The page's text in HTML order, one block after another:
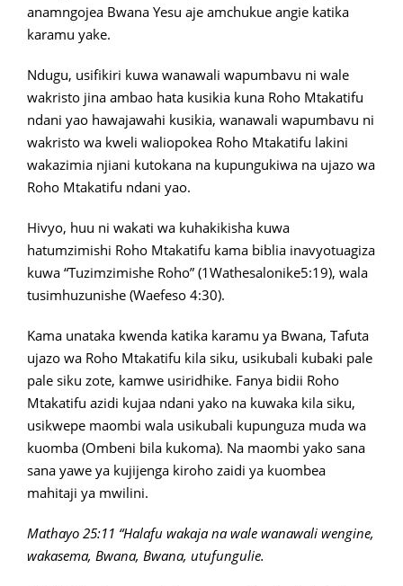
anamngojea Bwana Yesu aje amchukue angie katika
karamu yake.
Ndugu, usifikiri kuwa wanawali wapumbavu ni wale
wakristo jina ambao hata kusikia kuna Roho Mtakatifu
ndani yao hawajawahi kusikia, wanawali wapumbavu ni
wakristo wa kweli waliopokea Roho Mtakatifu lakini
wakazimia njiani kutokana na kupungukiwa na ujazo wa
Roho Mtakatifu ndani yao.
Hivyo, huu ni wakati wa kuhakikisha kuwa
hatumzimishi Roho Mtakatifu kama biblia inavyotuagiza
kuwa “Tuzimzimishe Roho” (1Wathesalonike5:19), wala
tusimhuzunishe (Waefeso 4:30).
Kama unataka kwenda katika karamu ya Bwana, Tafuta
ujazo wa Roho Mtakatifu kila siku, usikubali kubaki pale
pale siku zote, kamwe usiridhike. Fanya bidii Roho
Mtakatifu azidi kujaa ndani yako na kuwaka kila siku,
usikwepe maombi wala usikubali kupunguza muda wa
kuomba (Ombeni bila kukoma). Na maombi yako sana
sana yawe ya kujijenga kiroho zaidi ya kuombea
mahitaji ya mwilini.
Mathayo 25:11 “Halafu wakaja na wale wanawali wengine,
wakasema, Bwana, Bwana, utufungulie.